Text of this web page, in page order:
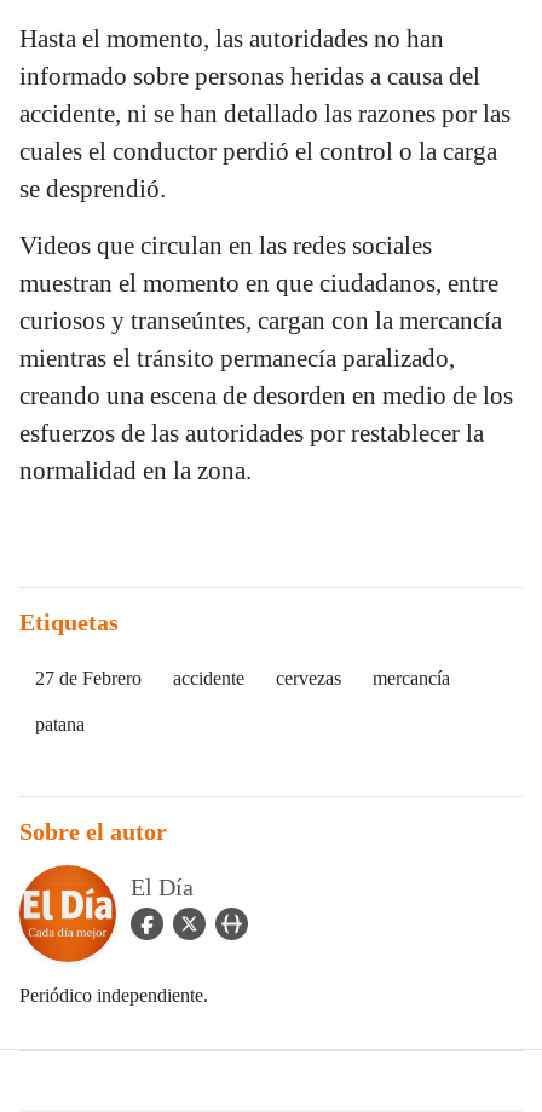
Hasta el momento, las autoridades no han
informado sobre personas heridas a causa del
accidente, ni se han detallado las razones por las
cuales el conductor perdió el control o la carga
se desprendió.
Videos que circulan en las redes sociales
muestran el momento en que ciudadanos, entre
curiosos y transeúntes, cargan con la mercancía
mientras el tránsito permanecía paralizado,
creando una escena de desorden en medio de los
esfuerzos de las autoridades por restablecer la
normalidad en la zona.
Etiquetas
27 de Febrero accidente cervezas mercancía
patana
Sobre el autor
El Día
facebook Icon
twitter Iconuser_url Icon
Periódico independiente.